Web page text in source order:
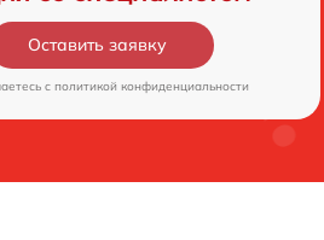
Оставить заявку
c политикой конфиденциальности